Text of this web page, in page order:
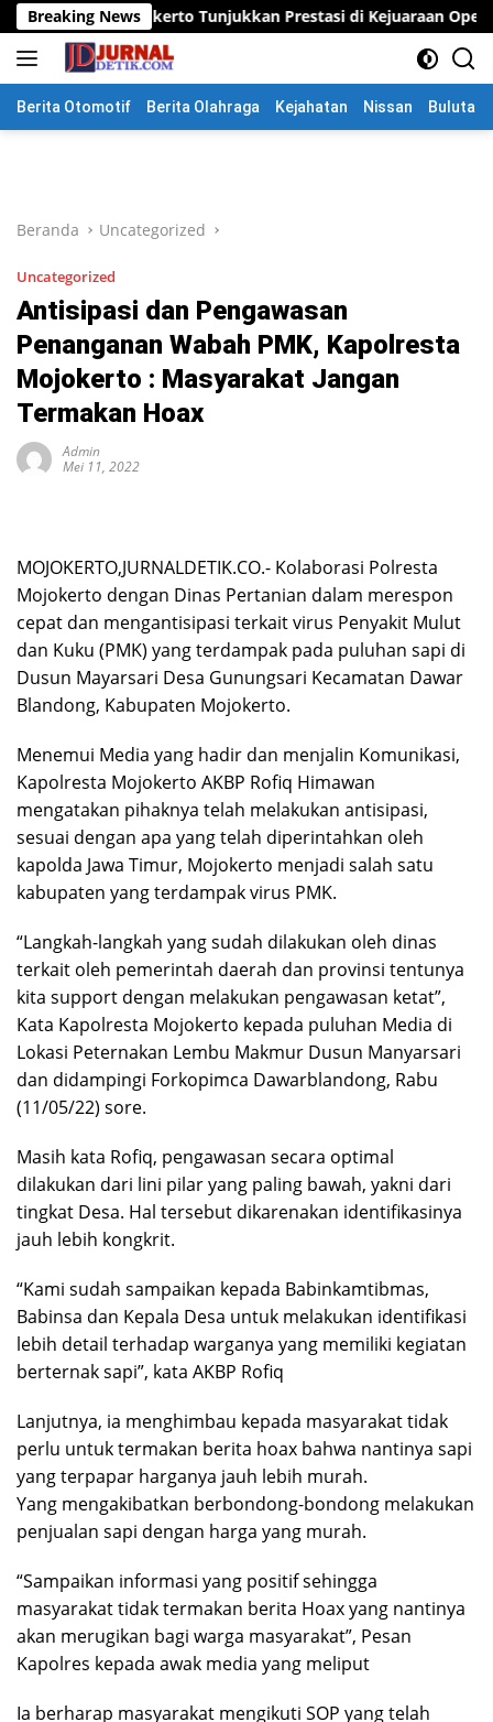
Langsung
ke
konten
Breaking News
Tunjukkan Prestasi di Kejuaraan Open Piala Wali Kota
Berita Otomotif Berita Olahraga Kejahatan Nissan
Beranda Uncategorized
Uncategorized
Antisipasi dan Pengawasan
Penanganan Wabah PMK, Kapolresta
Mojokerto : Masyarakat Jangan
Termakan Hoax
Admin
Mei 11, 2022
MOJOKERTO,JURNALDETIK.CO.- Kolaborasi Polresta
Mojokerto dengan Dinas Pertanian dalam merespon
cepat dan mengantisipasi terkait virus Penyakit Mulut
dan Kuku (PMK) yang terdampak pada puluhan sapi di
Dusun Mayarsari Desa Gunungsari Kecamatan Dawar
Blandong, Kabupaten Mojokerto.
Menemui Media yang hadir dan menjalin Komunikasi,
Kapolresta Mojokerto AKBP Rofiq Himawan
mengatakan pihaknya telah melakukan antisipasi,
sesuai dengan apa yang telah diperintahkan oleh
kapolda Jawa Timur, Mojokerto menjadi salah satu
kabupaten yang terdampak virus PMK.
“Langkah-langkah yang sudah dilakukan oleh dinas
terkait oleh pemerintah daerah dan provinsi tentunya
kita support dengan melakukan pengawasan ketat”,
Kata Kapolresta Mojokerto kepada puluhan Media di
Lokasi Peternakan Lembu Makmur Dusun Manyarsari
dan didampingi Forkopimca Dawarblandong, Rabu
(11/05/22) sore.
Masih kata Rofiq, pengawasan secara optimal
dilakukan dari lini pilar yang paling bawah, yakni dari
tingkat Desa. Hal tersebut dikarenakan identifikasinya
jauh lebih kongkrit.
“Kami sudah sampaikan kepada Babinkamtibmas,
Babinsa dan Kepala Desa untuk melakukan identifikasi
lebih detail terhadap warganya yang memiliki kegiatan
berternak sapi”, kata AKBP Rofiq
Lanjutnya, ia menghimbau kepada masyarakat tidak
perlu untuk termakan berita hoax bahwa nantinya sapi
yang terpapar harganya jauh lebih murah.
Yang mengakibatkan berbondong-bondong melakukan
penjualan sapi dengan harga yang murah.
“Sampaikan informasi yang positif sehingga
masyarakat tidak termakan berita Hoax yang nantinya
akan merugikan bagi warga masyarakat”, Pesan
Kapolres kepada awak media yang meliput
Ia berharap masyarakat mengikuti SOP yang telah